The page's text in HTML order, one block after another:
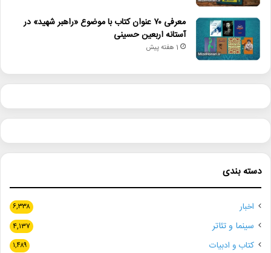
معرفی ۷۰ عنوان کتاب با موضوع «راهبر شهید» در
آستانه اربعین حسینی
1 هفته پیش
دسته بندی
اخبار ۶,۳۳۸
سینما و تئاتر ۴,۱۳۷
کتاب و ادبیات ۱,۴۸۹